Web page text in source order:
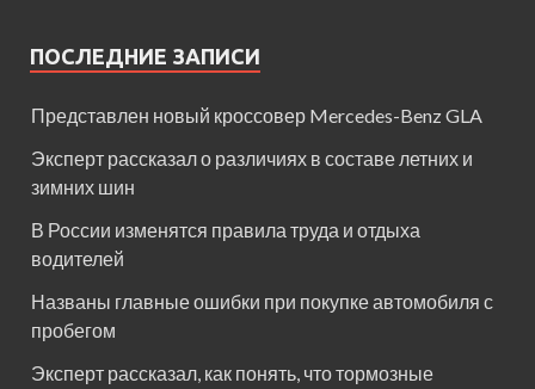
ПОСЛЕДНИЕ ЗАПИСИ
Представлен новый кроссовер Mercedes-Benz GLA
Эксперт рассказал о различиях в составе летних и
зимних шин
В России изменятся правила труда и отдыха
водителей
Названы главные ошибки при покупке автомобиля с
пробегом
Эксперт рассказал, как понять, что тормозные